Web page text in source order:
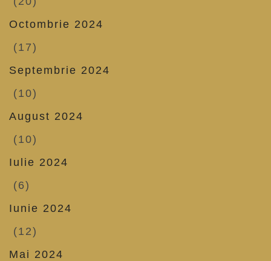
Octombrie 2024
(17)
Septembrie 2024
(10)
August 2024
(10)
Iulie 2024
(6)
Iunie 2024
(12)
Mai 2024